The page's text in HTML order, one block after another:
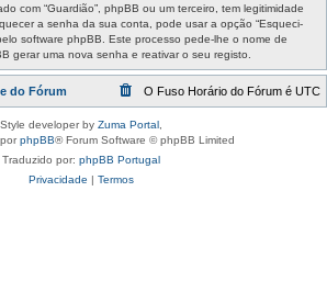
com “Guardião”, phpBB ou um terceiro, tem legitimidade
a senha da sua conta, pode usar a opção “Esqueci-
software phpBB. Este processo pede-lhe o nome de
gerar uma nova senha e reativar o seu registo.
do Fórum O Fuso Horário do Fórum é UTC
Style developer by Zuma Portal
phpBB® Forum Software © phpBB Limited
Traduzido por: phpBB Portugal
Privacidade | Termos